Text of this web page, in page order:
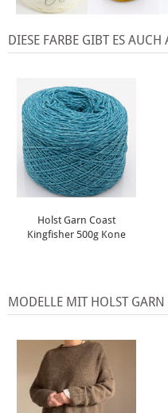
DIESE FARBE GIBT ES AUCH
Holst Garn Coast
Kingfisher 500g Kone
MODELLE MIT HOLST GARN